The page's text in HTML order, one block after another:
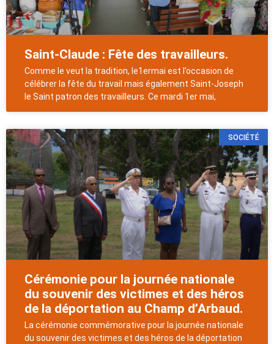
Saint-Claude : Fête des travailleurs.
Comme le veut la tradition, le1ermai est l’occasion de
célébrer la fête du travail mais également Saint-Joseph
le Saint patron des travailleurs. Ce mardi 1er mai,
SOCIÉTÉ
Cérémonie pour la journée nationale
du souvenir des victimes et des héros
de la déportation au Champ d’Arbaud.
La cérémonie commémorative pour la journée nationale
du souvenir des victimes et des héros de la déportation